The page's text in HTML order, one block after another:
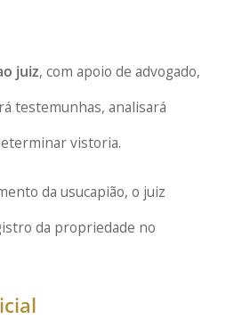
juiz, com apoio de advogado,
testemunhas, analisará
vistoria.
da usucapião, o juiz
da propriedade no